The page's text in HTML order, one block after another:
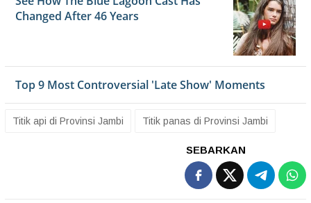
Titik api di Provinsi Jambi Titik panas di Provinsi Jambi
SEBARKAN